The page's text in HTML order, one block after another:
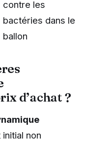
contre les
bactéries dans le
ballon
d’achat ?
non